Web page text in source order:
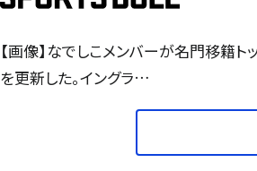
【画像】なでしこメンバーが名門移籍
を更新した。イングラ…